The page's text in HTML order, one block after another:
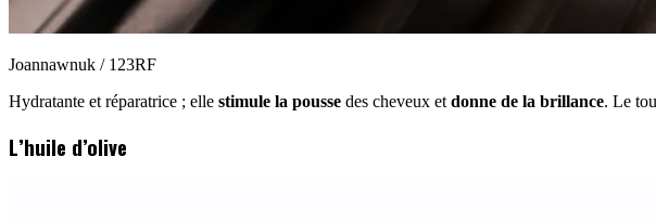
Joannawnuk / 123RF
Hydratante et réparatrice ; elle stimule la pousse des cheveux etdonne de la brillance. Le
L’huile d’olive